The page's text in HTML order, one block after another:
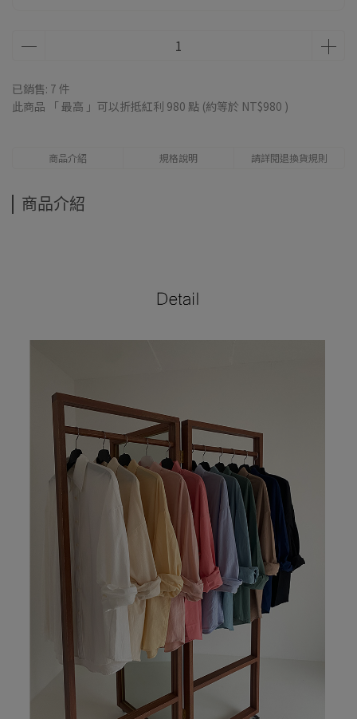
已銷售: 7 件
此商品 「 最高 」可以折抵紅利 980 點 (約等於 NT$980 )
商品介紹 規格說明 請詳閱退換貨規則
商品介紹